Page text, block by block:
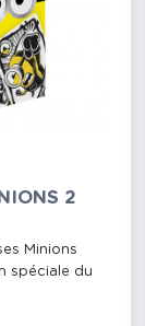
2
Minions
spéciale du